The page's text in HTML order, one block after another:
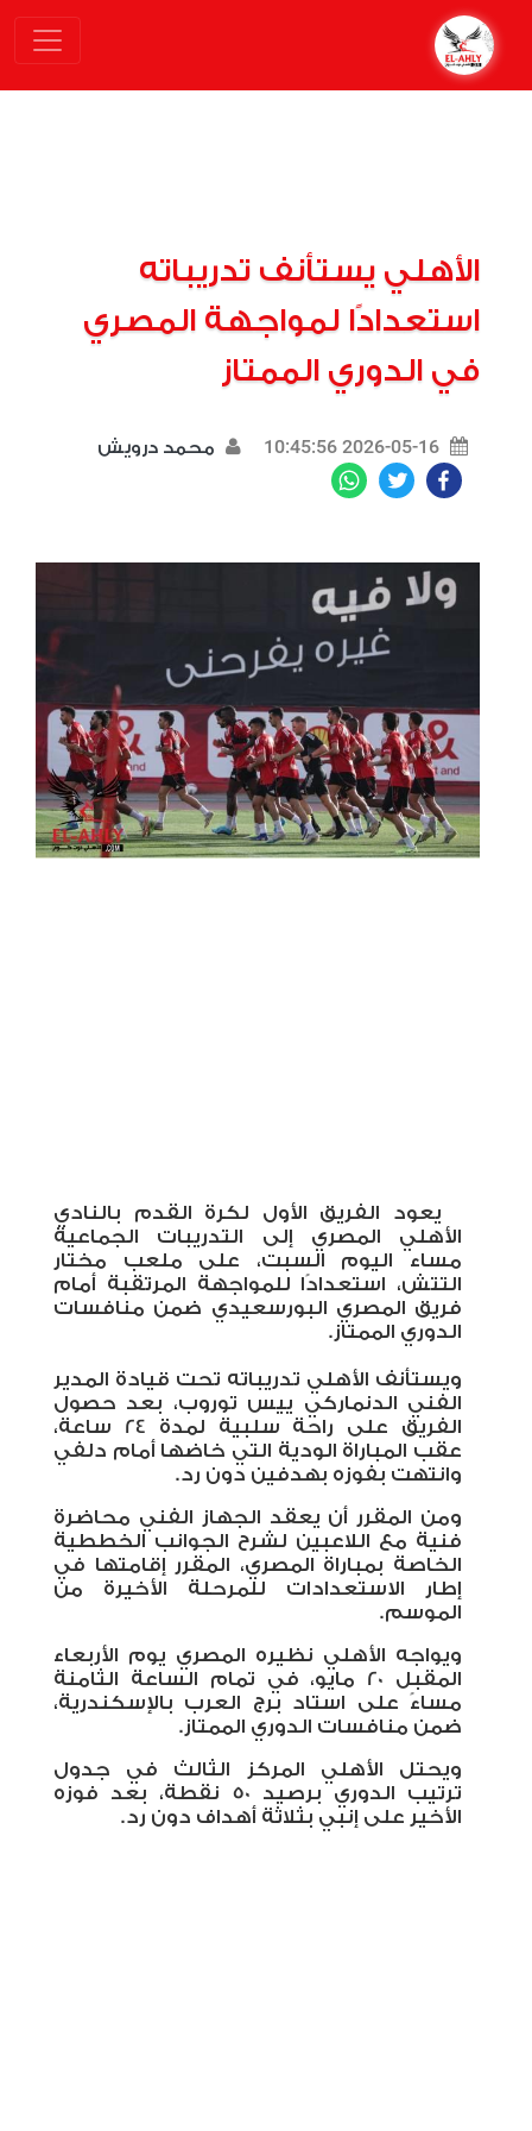
الأهلي يستأنف تدريباته
استعدادًا لمواجهة المصري
في الدوري الممتاز
2026-05-16 10:45:56 محمد درويش
Facebook
Twitter
يعود الفريق الأول لكرة القدم بالنادي
الأهلي المصري إلى التدريبات الجماعية
مساء اليوم السبت، على ملعب مختار
التتش، استعدادًا للمواجهة المرتقبة أمام
فريق المصري البورسعيدي ضمن منافسات
الدوري الممتاز.
ويستأنف الأهلي تدريباته تحت قيادة المدير
الفني الدنماركي ييس توروب، بعد حصول
الفريق على راحة سلبية لمدة 24 ساعة،
عقب المباراة الودية التي خاضها أمام دلفي
وانتهت بفوزه بهدفين دون رد.
ومن المقرر أن يعقد الجهاز الفني محاضرة
فنية مع اللاعبين لشرح الجوانب الخططية
الخاصة بمباراة المصري، المقرر إقامتها في
إطار الاستعدادات للمرحلة الأخيرة من
الموسم.
ويواجه الأهلي نظيره المصري يوم الأربعاء
المقبل 20 مايو، في تمام الساعة الثامنة
مساءً على استاد برج العرب بالإسكندرية،
ضمن منافسات الدوري الممتاز.
ويحتل الأهلي المركز الثالث في جدول
ترتيب الدوري برصيد 50 نقطة، بعد فوزه
الأخير على إنبي بثلاثة أهداف دون رد.